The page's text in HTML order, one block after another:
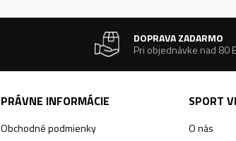
DOPRAVA ZADARMO
Pri objednávke nad 80
PRÁVNE INFORMÁCIE
Obchodné podmienky
SPORT
O nás